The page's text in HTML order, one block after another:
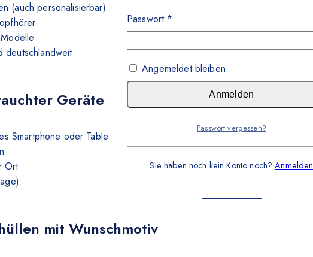
(auch personalisierbar)
deutschlandweit
Geräte
Smartphone oder Tablet
Ort
mit Wunschmotiv
Passwort *
Angemeldet bleiben
Anmelden
Passwort vergessen?
Sie haben noch kein Konto noch?Anmelden